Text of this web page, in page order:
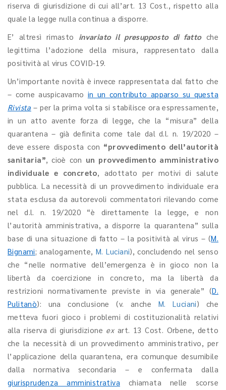
riserva di giurisdizione di cui all’art. 13 Cost., rispetto alla
quale la legge nulla continua a disporre.
E’ altresì rimasto invariato il presupposto di fattoche
legittima l’adozione della misura, rappresentato dalla
positività al virus COVID-19.
Un’importante novità è invece rappresentata dal fatto che
– come auspicavamo in un contributo apparso su questa
Rivista – per la prima volta si stabilisce ora espressamente,
in un atto avente forza di legge, che la “misura” della
quarantena – già definita come tale dal d.l. n. 19/2020 –
deve essere disposta con “provvedimento dell’autorità
sanitaria”, cioè con un provvedimento amministrativo
individuale e concreto, adottato per motivi di salute
pubblica. La necessità di un provvedimento individuale era
stata esclusa da autorevoli commentatori rilevando come
nel d.l. n. 19/2020 “è direttamente la legge, e non
l’autorità amministrativa, a disporre la quarantena” sulla
base di una situazione di fatto – la positività al virus – (M.
Bignami; analogamente, M. Luciani), concludendo nel senso
che “nelle normative dell’emergenza è in gioco non la
libertà da coercizione in concreto, ma la libertà da
restrizioni normativamente previste in via generale” (D.
Pulitanò): una conclusione (v. anche M. Luciani) che
metteva fuori gioco i problemi di costituzionalità relativi
alla riserva di giurisdizione exart. 13 Cost. Orbene, detto
che la necessità di un provvedimento amministrativo, per
l’applicazione della quarantena, era comunque desumibile
dalla normativa secondaria – e confermata dalla
giurisprudenza amministrativa chiamata nelle scorse